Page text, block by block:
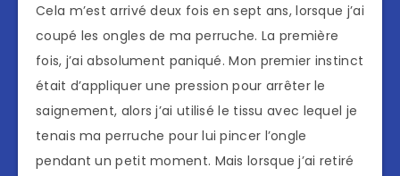
Cela m’est arrivé deux fois en sept ans, lorsque j’ai
coupé les ongles de ma perruche. La première
fois, j’ai absolument paniqué. Mon premier instinct
était d’appliquer une pression pour arrêter le
saignement, alors j’ai utilisé le tissu avec lequel je
tenais ma perruche pour lui pincer l’ongle
pendant un petit moment. Mais lorsque j’ai retiré